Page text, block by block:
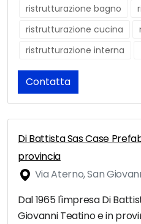
ristrutturazione bagno
ristrutturazione cucina
ristrutturazione interna
Contatta
Di Battista Sas Case
provincia
Via Aterno, San
Dal 1965 l'impresa Di
Giovanni Teatino e in